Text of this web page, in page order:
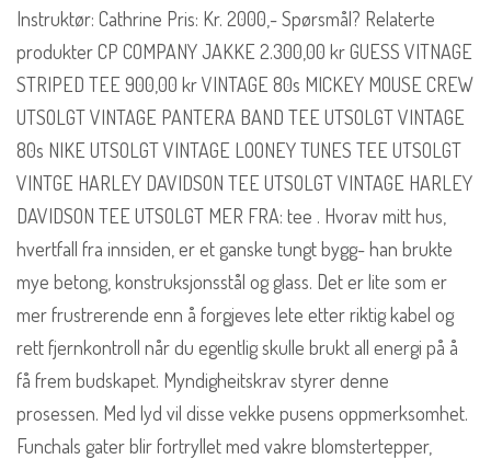
Instruktør: Cathrine Pris: Kr. 2000,- Spørsmål? Relaterte
produkter CP COMPANY JAKKE 2.300,00 kr GUESS VITNAGE
STRIPED TEE 900,00 kr VINTAGE 80s MICKEY MOUSE CREW
UTSOLGT VINTAGE PANTERA BAND TEE UTSOLGT VINTAGE
80s NIKE UTSOLGT VINTAGE LOONEY TUNES TEE UTSOLGT
VINTGE HARLEY DAVIDSON TEE UTSOLGT VINTAGE HARLEY
DAVIDSON TEE UTSOLGT MER FRA: tee . Hvorav mitt hus,
hvertfall fra innsiden, er et ganske tungt bygg- han brukte
mye betong, konstruksjonsstål og glass. Det er lite som er
mer frustrerende enn å forgjeves lete etter riktig kabel og
rett fjernkontroll når du egentlig skulle brukt all energi på å
få frem budskapet. Myndigheitskrav styrer denne
prosessen. Med lyd vil disse vekke pusens oppmerksomhet.
Funchals gater blir fortryllet med vakre blomstertepper,